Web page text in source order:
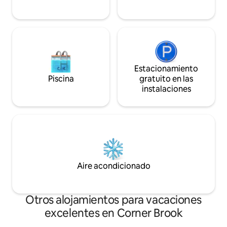
como en casa.
Piscina
Estacionamiento
gratuito en las
instalaciones
Aire acondicionado
Otros alojamientos para vacaciones
excelentes en Corner Brook